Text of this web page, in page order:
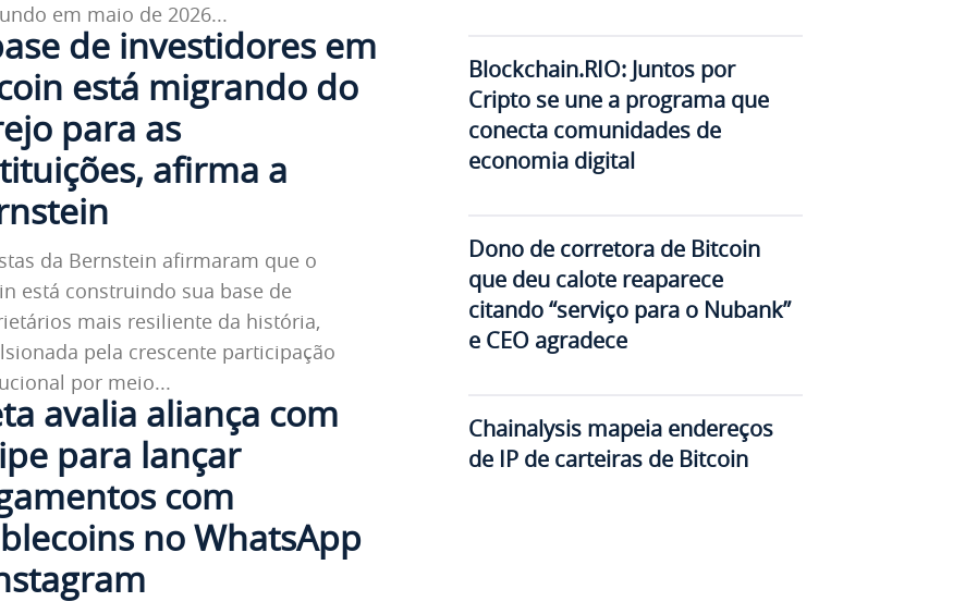
em maio de 2026...
de investidores em
está migrando do
para as
afirma a
da Bernstein afirmaram que o
está construindo sua base de
mais resiliente da história,
pela crescente participação
por meio...
avalia aliança com
para lançar
com
no WhatsApp
Blockchain.RIO: Juntos por
Cripto se une a programa que
conecta comunidades de
economia digital
Dono de corretora de Bitcoin
que deu calote reaparece
citando “serviço para o Nubank”
e CEO agradece
Chainalysis mapeia endereços
de IP de carteiras de Bitcoin